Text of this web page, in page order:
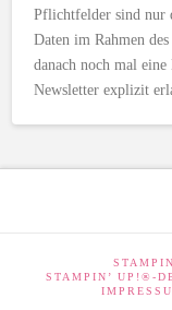
Pflichtfelder sind nur
Daten im Rahmen
danach noch mal
Newsletter explizit
STAMPIN’ UP!®-